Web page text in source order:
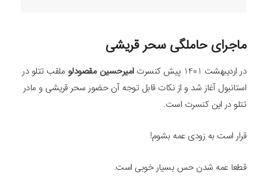
ماجرای حاملگی سحر قریشی
در اردیبهشت 1401 پیش کنسرت امیرحسین مقصودلو ملقب تتلو در
استانبول آغاز شد و از نکات قابل توجه آن حضور سحر قریشی و مادر
تتلو در این کنسرت است.
قرار است به زودی عمه بشوم!
قطعا عمه شدن حس بسیار خوبی است.